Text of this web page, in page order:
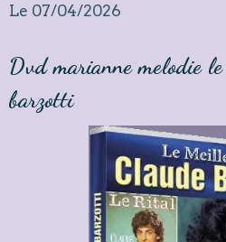
Poulet au vinaigre
Le 07/04/2026
Dvd marianne melodie